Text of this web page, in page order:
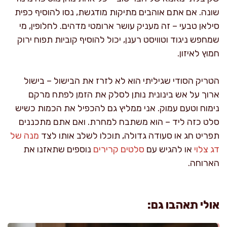
שונה. אם אתם אוהבים מתיקות מודגשת, נסו להוסיף כפית
סילאן טבעי – זה מעניק עושר ארומטי מדהים. לחלופין, מי
שמחפש ניגוד וטוויסט רענן, יכול להוסיף קוביות תפוח ירוק
חמוץ לאיזון.
הטריק הסודי שגיליתי הוא לא לזרז את הבישול – בישול
ארוך על אש בינונית נותן לסלק את הזמן לפתח מרקם
נימוח וטעם עמוק. אני ממליץ גם להכפיל את הכמות כשיש
סלט כזה ליד – הוא משתבח למחרת. ואם אתם מתכננים
תפריט חג או סעודה גדולה, תוכלו לשלב אותו לצד מנה של
דג צלוי או להגיש עם סלטים קרירים נוספים שתאזנו את
הארוחה.
אולי תאהבו גם: